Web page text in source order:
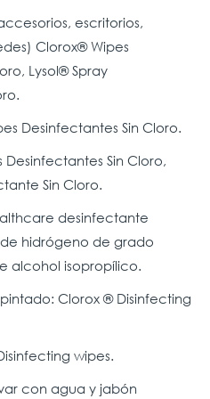
escritorios,
Clorox® Wipes
Lysol® Spray
Desinfectantes Sin Cloro.
Sin Cloro,
Sin Cloro.
desinfectante
hidrógeno de grado
alcohol isopropílico.
Clorox ® Disinfecting
wipes.
con agua y jabón